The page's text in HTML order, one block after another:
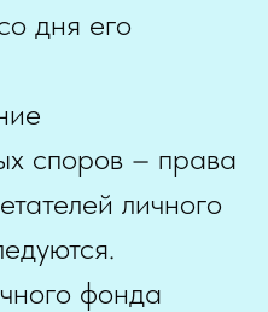
дня его
споров – права
личного
фонда